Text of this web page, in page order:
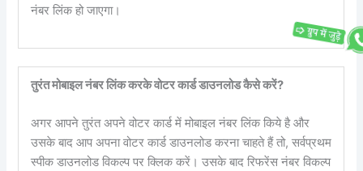
नंबर लिंक हो जाएगा।
तुरंत मोबाइल नंबर लिंक करके वोटर कार्ड डाउनलोड कैसे करें?
अगर आपने तुरंत अपने वोटर कार्ड में मोबाइल नंबर लिंक किये है और
उसके बाद आप अपना वोटर कार्ड डाउनलोड करना चाहते हैं तो, सर्वप्रथम
स्पीक डाउनलोड विकल्प पर क्लिक करें। उसके बाद रिफरेंस नंबर विकल्प